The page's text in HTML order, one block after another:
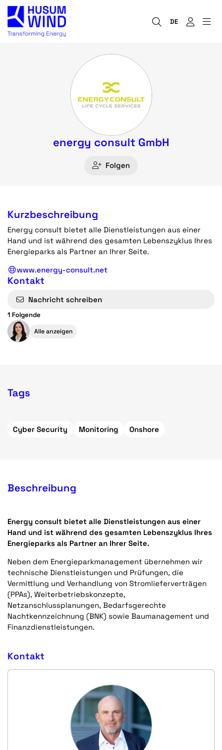
DE
energy consult GmbH
Folgen
Kurzbeschreibung
Energy consult bietet alle Dienstleistungen aus einer
Hand und ist während des gesamten Lebenszyklus Ihres
Energieparks als Partner an Ihrer Seite.
www.energy-consult.net
Kontakt
Nachricht schreiben
1 Folgende
Alle anzeigen
Tags
Cyber Security Monitoring Onshore
Beschreibung
Energy consult bietet alle Dienstleistungen aus einer
Hand und ist während des gesamten Lebenszyklus Ihres
Energieparks als Partner an Ihrer Seite.
Neben dem Energieparkmanagement übernehmen wir
technische Dienstleistungen und Prüfungen, die
Vermittlung und Verhandlung von Stromlieferverträgen
(PPAs), Weiterbetriebskonzepte,
Netzanschlussplanungen, Bedarfsgerechte
Nachtkennzeichnung (BNK) sowie Baumanagement und
Finanzdienstleistungen.
Kontakt